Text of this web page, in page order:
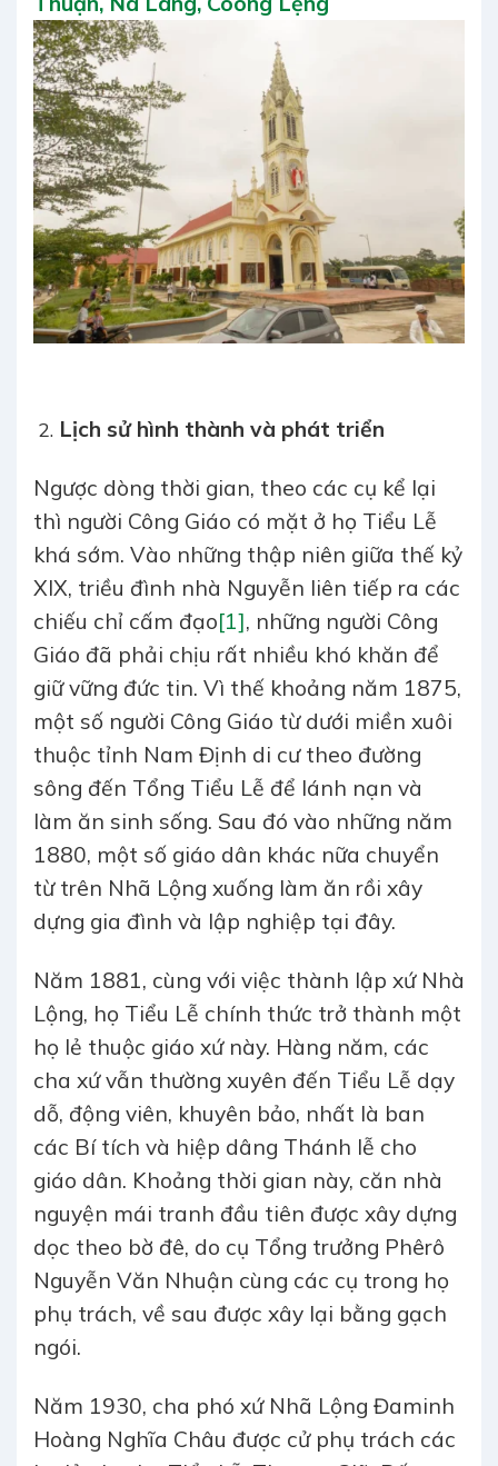
Lịch sử hình thành và phát triển
Ngược dòng thời gian, theo các cụ kể lại
thì người Công Giáo có mặt ở họ Tiểu Lễ
khá sớm. Vào những thập niên giữa thế kỷ
XIX, triều đình nhà Nguyễn liên tiếp ra các
chiếu chỉ cấm đạo[1], những người Công
Giáo đã phải chịu rất nhiều khó khăn để
giữ vững đức tin. Vì thế khoảng năm 1875,
một số người Công Giáo từ dưới miền xuôi
thuộc tỉnh Nam Định di cư theo đường
sông đến Tổng Tiểu Lễ để lánh nạn và
làm ăn sinh sống. Sau đó vào những năm
1880, một số giáo dân khác nữa chuyển
từ trên Nhã Lộng xuống làm ăn rồi xây
dựng gia đình và lập nghiệp tại đây.
Năm 1881, cùng với việc thành lập xứ Nhà
Lộng, họ Tiểu Lễ chính thức trở thành một
họ lẻ thuộc giáo xứ này. Hàng năm, các
cha xứ vẫn thường xuyên đến Tiểu Lễ dạy
dỗ, động viên, khuyên bảo, nhất là ban
các Bí tích và hiệp dâng Thánh lễ cho
giáo dân. Khoảng thời gian này, căn nhà
nguyện mái tranh đầu tiên được xây dựng
dọc theo bờ đê, do cụ Tổng trưởng Phêrô
Nguyễn Văn Nhuận cùng các cụ trong họ
phụ trách, về sau được xây lại bằng gạch
ngói.
Năm 1930, cha phó xứ Nhã Lộng Đaminh
Hoàng Nghĩa Châu được cử phụ trách các